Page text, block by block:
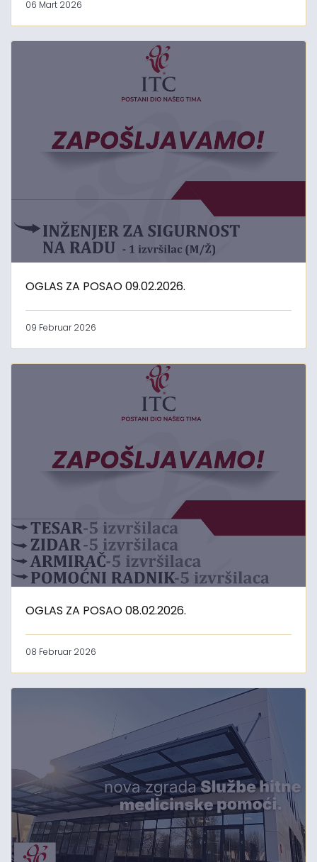
06 Mart 2026
OGLAS ZA POSAO 09.02.2026.
09 Februar 2026
OGLAS ZA POSAO 08.02.2026.
08 Februar 2026